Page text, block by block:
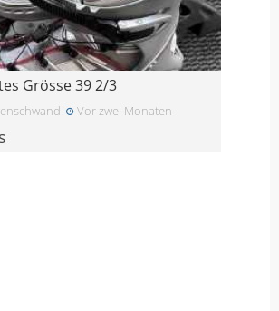
Grösse 39 2/3
Vor zwei Monaten